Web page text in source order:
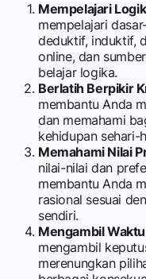
Mempelajari
mempelajari
deduktif, induktif,
online, dan
belajar logika.
Berlatih Berpikir
membantu Anda
dan memahami
kehidupan sehari-
Memahami Nilai
nilai-nilai dan
membantu Anda
rasional sesuai
sendiri.
Mengambil
mengambil
merenungkan